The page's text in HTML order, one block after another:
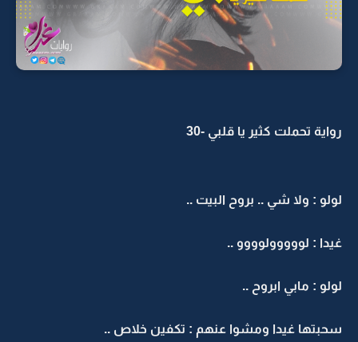
رواية تحملت كثير يا قلبي -30
لولو : ولا شي .. بروح البيت ..
غيدا : لووووولوووو ..
لولو : مابي ابروح ..
سحبتها غيدا ومشوا عنهم : تكفين خلاص ..